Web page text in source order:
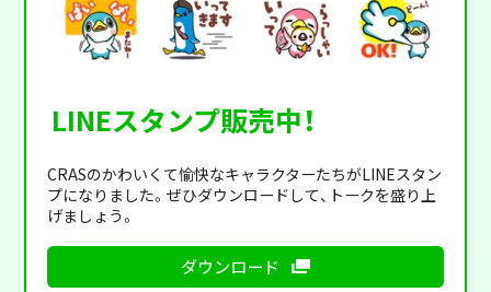
LINEスタンプ販売中！
CRASのかわいくて愉快なキャラクターたちがLINEスタン
プになりました。ぜひダウンロードして、トークを盛り上
げましょう。
ダウンロード